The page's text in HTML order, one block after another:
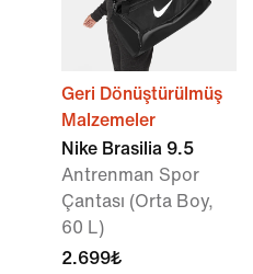
Geri Dönüştürülmüş
Malzemeler
Nike Brasilia 9.5
Antrenman Spor
Çantası (Orta Boy,
60 L)
2.699₺